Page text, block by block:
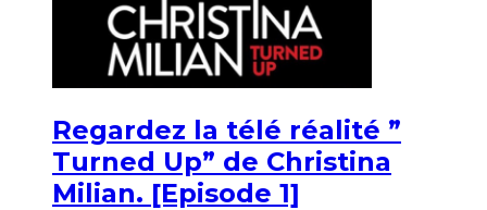
Regardez la télé réalité ”
Turned Up” de Christina
Milian. [Episode 1]